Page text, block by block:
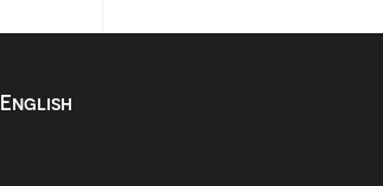
| English